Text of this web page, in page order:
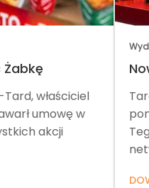
Żabkę
właściciel
umowę w
akcji